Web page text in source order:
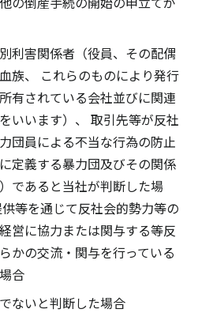
利害関係者（役員、その配偶
族、 これらのものにより発行
有されている会社並びに関連
いいます）、 取引先等が反社
団員による不当な行為の防止
定義する暴力団及びその関係
であると当社が判断した場
等を通じて反社会的勢力等の
営に協力または関与する等反
かの交流・関与を行っている
合
ないと判断した場合